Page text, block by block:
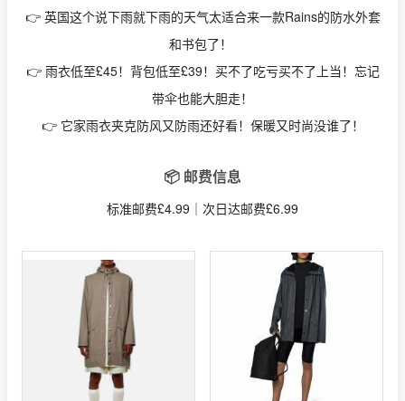
👉 英国这个说下雨就下雨的天气太适合来一款Rains的防水外套
和书包了！
👉 雨衣低至£45！背包低至£39！买不了吃亏买不了上当！忘记
带伞也能大胆走！
👉 它家雨衣夹克防风又防雨还好看！保暖又时尚没谁了！
📦 邮费信息
标准邮费£4.99｜次日达邮费£6.99